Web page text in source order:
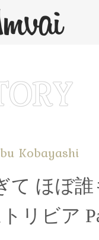
Kobayashi
て ほぼ
リビア